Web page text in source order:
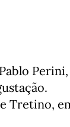
Tretino,